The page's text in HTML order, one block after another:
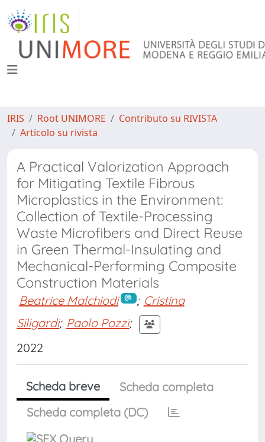
IRIS Root UNIMORE
Contributo su RIVISTA
Articolo su rivista
A Practical Valorization Approach
for Mitigating Textile Fibrous
Microplastics in the Environment:
Collection of Textile-Processing
Waste Microfibers and Direct Reuse
in Green Thermal-Insulating and
Mechanical-Performing Composite
Construction Materials
Beatrice Malchiodi ; Cristina
Siligardi; Paolo Pozzi;
2022
Scheda breve
Scheda completa
Scheda completa (DC)